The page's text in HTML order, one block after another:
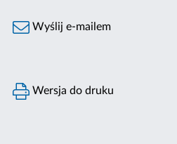
Wyślij e-mailem
Wersja do druku